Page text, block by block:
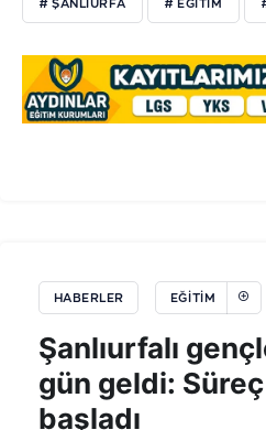
# ŞANLIURFA # EĞITIM
HABERLER EĞITIM
Şanlıurfalı
gün geldi:
başladı